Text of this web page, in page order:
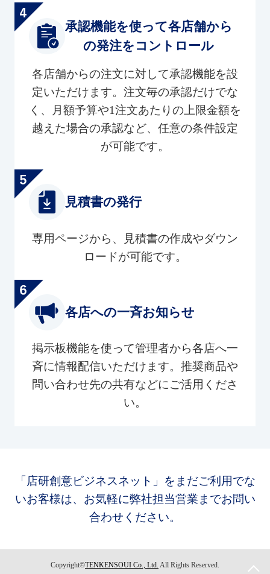
承認機能を使って各店舗から
の発注をコントロール
各店舗からの注文に対して承認機能を設
定いただけます。注文毎の承認だけでな
く、月額予算や1注文あたりの上限金額を
越えた場合の承認など、任意の条件設定
が可能です。
見積書の発行
専用ページから、見積書の作成やダウン
ロードが可能です。
各店への一斉お知らせ
掲示板機能を使って管理者から各店へ一
斉に情報配信いただけます。推奨商品や
問い合わせ先の共有などにご活用くださ
い。
「店研創意ビジネスネット」をまだご利用でな
いお客様は、お気軽に弊社担当営業までお問い
合わせください。
Copyright©TENKENSOUI Co., Ltd. All Rights Reserved.